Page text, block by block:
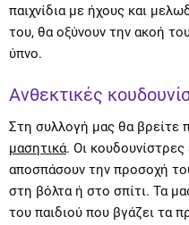
παιχνίδια με ήχους και
του, θα οξύνουν την ακοή
ύπνο.
Ανθεκτικές
Στη συλλογή μας θα βρείτε
μασητικά. Οι κουδουνίστρες
αποσπάσουν την προσοχή
στη βόλτα ή στο σπίτι. Τα
του παιδιού που βγάζει τα